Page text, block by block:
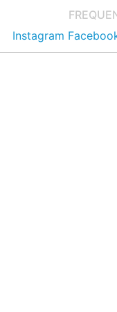
Instagram